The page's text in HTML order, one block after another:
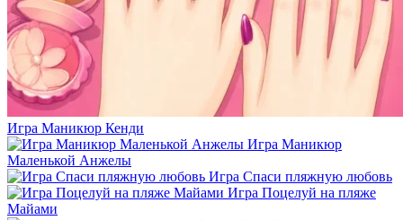
Игра Маникюр Кенди
Игра Маникюр
Маленькой Анжелы
Игра Спаси пляжную любовь
Игра Поцелуй на пляже
Майами